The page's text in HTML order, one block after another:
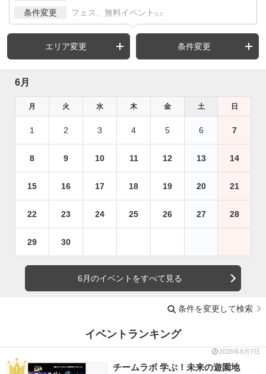
条件変更 フェス、無料イベント など
エリア変更 条件変更
6月
月 火 水 木 金 土 日
1 2 3 4 5 6 7
8 9 10 11 12 13 14
15 16 17 18 19 20 21
22 23 24 25 26 27 28
29 30
6月のイベントをすべて見る
条件を変更して検索
イベントランキング
2026年8月7日
チームラボ 学ぶ！未来の遊園地